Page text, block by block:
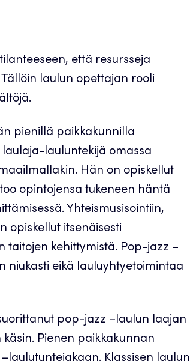
että resursseja
laulun opettajan rooli
pienillä paikkakunnilla
lauluntekijä omassa
Hän on opiskellut
opintojensa tukeneen häntä
Yhteismusisointiin,
opiskellut itsenäisesti
taitojen kehittymistä. Pop-jazz –
niukasti eikä lauluyhtyetoimintaa
pop-jazz –laulun laajan
Pienen paikkakunnan
Klassisen laulun